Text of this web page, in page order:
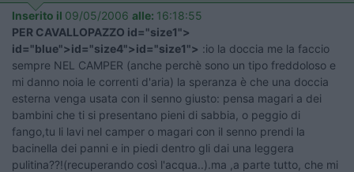
Inserito il 09/05/2006 alle: 16:18:55
PER CAVALLOPAZZO id="size1">
id="blue">id="size4">id="size1"> :io la doccia me la faccio
sempre NEL CAMPER (anche perchè sono un tipo freddoloso e
mi danno noia le correnti d'aria) la speranza è che una doccia
esterna venga usata con il senno giusto: pensa magari a dei
bambini che ti si presentano pieni di sabbia, o peggio di
fango,tu li lavi nel camper o magari con il senno prendi la
bacinella dei panni e in piedi dentro gli dai una leggera
pulitina??!(recuperando così l'acqua..).ma ,a parte tutto, che mi